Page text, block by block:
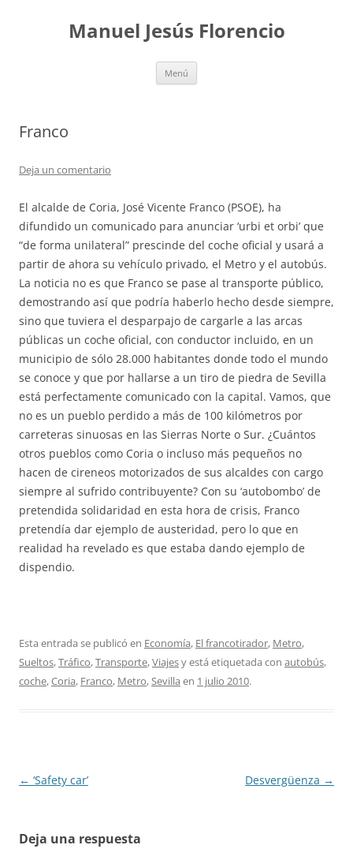
contenidoManuel Jesús Florencio
Menú
Franco
Deja un comentario
El alcalde de Coria, José Vicente Franco (PSOE), ha
difundido un comunicado para anunciar ‘urbi et orbi’ que
“de forma unilateral” prescinde del coche oficial y usará a
partir de ahora su vehículo privado, el Metro y el autobús.
La noticia no es que Franco se pase al transporte público,
demostrando así que podría haberlo hecho desde siempre,
sino que tuviera el desparpajo de cargarle a las arcas
públicas un coche oficial, con conductor incluido, en un
municipio de sólo 28.000 habitantes donde todo el mundo
se conoce y que por hallarse a un tiro de piedra de Sevilla
está perfectamente comunicado con la capital. Vamos, que
no es un pueblo perdido a más de 100 kilómetros por
carreteras sinuosas en las Sierras Norte o Sur. ¿Cuántos
otros pueblos como Coria o incluso más pequeños no
hacen de cireneos motorizados de sus alcaldes con cargo
siempre al sufrido contribuyente? Con su ‘autobombo’ de
pretendida solidaridad en esta hora de crisis, Franco
pretendía dar ejemplo de austeridad, pero lo que en
realidad ha revelado es que estaba dando ejemplo de
dispendio.
Esta entrada se publicó en Economía, El francotirador, Metro,
Sueltos,Tráfico,Transporte,Viajesy está etiquetada con autobús,
coche,Coria, Franco, Metro,Sevilla en 1 julio 2010.
Navegación
← ‘Safety car’ Desvergüenza →
Deja una respuesta